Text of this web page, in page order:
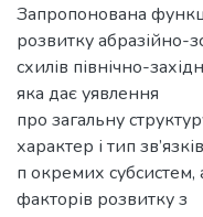
Запропонована
розвитку абразійно-
схилів північно-
яка дає уявлення
про загальну
характер і тип зв’язків
п окремих
факторів розвитку з